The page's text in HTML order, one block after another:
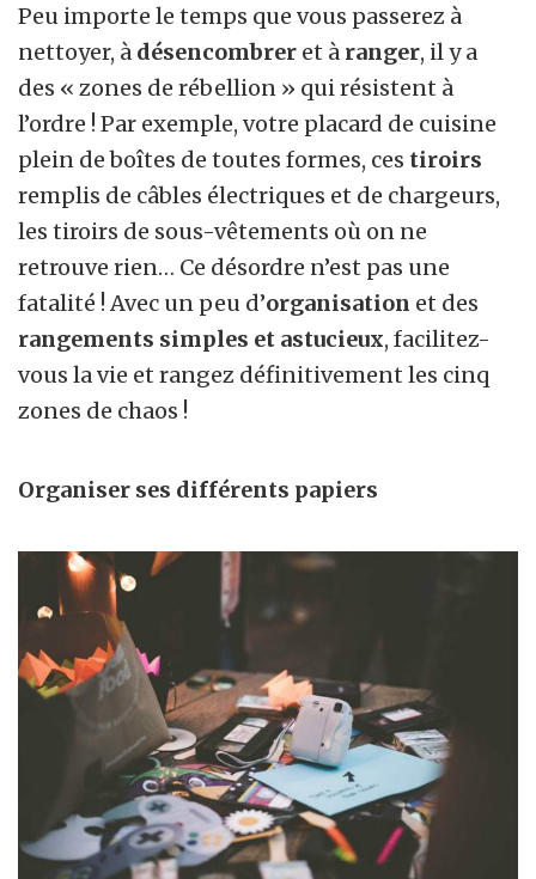
Peu importe le temps que vous passerez à
nettoyer, à désencombrer et à ranger, il y a
des « zones de rébellion » qui résistent à
l’ordre ! Par exemple, votre placard de cuisine
plein de boîtes de toutes formes, ces tiroirs
remplis de câbles électriques et de chargeurs,
les tiroirs de sous-vêtements où on ne
retrouve rien… Ce désordre n’est pas une
fatalité ! Avec un peu d’organisation et des
rangements simples et astucieux, facilitez-
vous la vie et rangez définitivement les cinq
zones de chaos !
Organiser ses différents papiers